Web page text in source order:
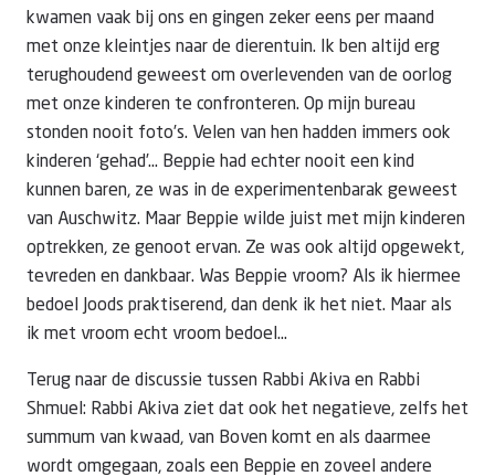
kwamen vaak bij ons en gingen zeker eens per maand
met onze kleintjes naar de dierentuin. Ik ben altijd erg
terughoudend geweest om overlevenden van de oorlog
met onze kinderen te confronteren. Op mijn bureau
stonden nooit foto’s. Velen van hen hadden immers ook
kinderen ‘gehad’… Beppie had echter nooit een kind
kunnen baren, ze was in de experimentenbarak geweest
van Auschwitz. Maar Beppie wilde juist met mijn kinderen
optrekken, ze genoot ervan. Ze was ook altijd opgewekt,
tevreden en dankbaar. Was Beppie vroom? Als ik hiermee
bedoel Joods praktiserend, dan denk ik het niet. Maar als
ik met vroom echt vroom bedoel…
Terug naar de discussie tussen Rabbi Akiva en Rabbi
Shmuel: Rabbi Akiva ziet dat ook het negatieve, zelfs het
summum van kwaad, van Boven komt en als daarmee
wordt omgegaan, zoals een Beppie en zoveel andere